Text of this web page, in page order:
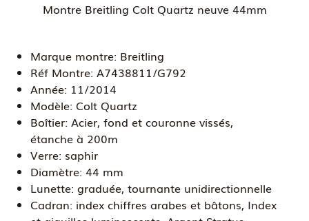
Montre Breitling Colt Quartz neuve 44mm
Marque montre: Breitling
Réf Montre: A7438811/G792
Année: 11/2014
Modèle: Colt Quartz
Boîtier: Acier, fond et couronne vissés,
étanche à 200m
Verre: saphir
Diamètre: 44 mm
Lunette: graduée, tournante unidirectionnelle
Cadran: index chiffres arabes et bâtons, Index